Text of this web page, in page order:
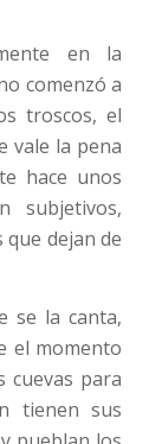
en la
comenzó a
troscos, el
vale la pena
hace unos
subjetivos,
que dejan de
se la canta,
el momento
cuevas para
tienen sus